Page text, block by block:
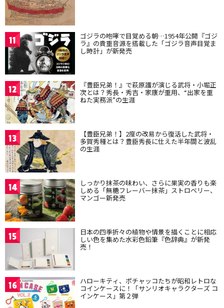
11 ゴジラの咆哮で目覚める朝…1954年公開『ゴジ
ラ』の貴重音源を搭載した「ゴジラ音声目覚ま
し時計」が新発売
12 『豊臣兄弟！』で萩原護が演じる武将・小堀正
次とは？秀長・秀吉・家康が重用、“出家を重
ねた実務派”の生涯
13 【豊臣兄弟！】2度の改易から復活した武将・
多賀秀種とは？豊臣秀長に仕えた半年間と波乱
の生涯
14 しっかり抹茶の味わい、さらに果実の香りも楽
しめる「無糖フレーバー抹茶」ストロベリー、
マンゴー新発売
15 日本の四季折々の植物や情景を描くことに相応
しい色を集めた水彩色鉛筆『色辞典』が新発
売！
16 ハローキティ、ポチャッコたちが昭和レトロな
コインケースに！「サンリオキャラクターズ コ
インケース」第２弾